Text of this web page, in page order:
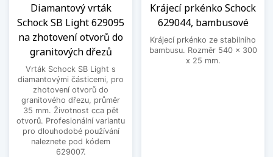
Diamantový vrták
Schock SB Light 629095
na zhotovení otvorů do
granitových dřezů
Vrták Schock SB Light s
diamantovými částicemi, pro
zhotovení otvorů do
granitového dřezu, průměr
35 mm. Životnost cca pět
otvorů. Profesionální variantu
pro dlouhodobé používání
naleznete pod kódem
629007.
Krájecí prkénko Schock
629044, bambusové
Krájecí prkénko ze stabilního
bambusu. Rozměr 540 x 300
x 25 mm.